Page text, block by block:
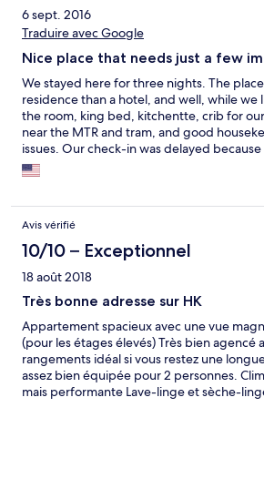
6 sept. 2016
Traduire avec Google
Nice place that needs just a few
We stayed here for three nights. The
residence than a hotel, and well, while we
the room, king bed, kitchentte, crib for
near the MTR and tram, and good
issues. Our check-in was delayed
being cleaned, one of the male
with HORRIBLE English I could barely
fixed fast). Would we stay here again? I
use a bit of improvement
Avis vérifié
10/10 – Exceptionnel
18 août 2018
Très bonne adresse sur HK
Appartement spacieux avec une vue
(pour les étages élevés) Très bien agencé
rangements idéal si vous restez une
assez bien équipée pour 2 personnes.
mais performante Lave-linge et sèche-